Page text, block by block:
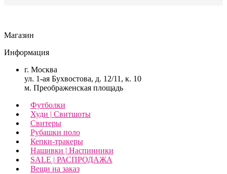
Магазин
Информация
г. Москва
ул. 1-ая Бухвостова, д. 12/11, к. 10
м. Преображенская площадь
Футболки
Худи | Свитшоты
Свитеры
Рубашки поло
Кепки-тракеры
Нашивки | Наспинники
SALE | РАСПРОДАЖА
Вещи на заказ